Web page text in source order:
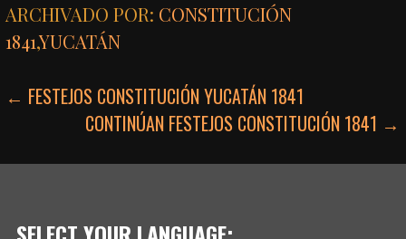
ARCHIVADO POR: CONSTITUCIÓN
1841,YUCATÁN
NAVEGACIÓN
← FESTEJOS CONSTITUCIÓN YUCATÁN 1841
CONTINÚAN FESTEJOS CONSTITUCIÓN 1841 →